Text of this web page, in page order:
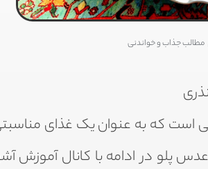
مطالب جذاب و خواندنی
است که به عنوان یک غذای
پلو در ادامه با کانال آموزش